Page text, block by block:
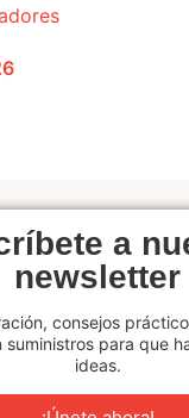
a
newsletter
consejos
suministros para que
ideas.